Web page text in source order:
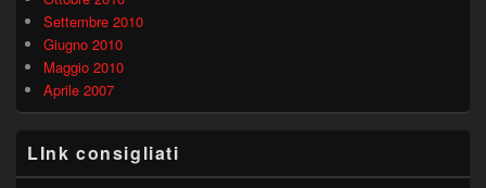
Settembre 2010
Giugno 2010
Maggio 2010
Aprile 2007
LInk consigliati